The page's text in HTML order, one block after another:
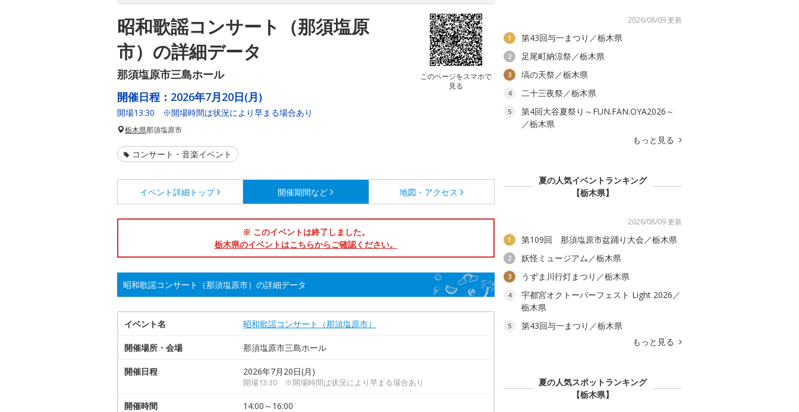
昭和歌謡コンサート（那須塩原
市）の詳細データ
那須塩原市三島ホール
このページをスマホで
見る
開催日程： 2026年7月20日(月)
開場13:30 ※開場時間は状況により早まる場合あり
栃木県那須塩原市
コンサート・音楽イベント
イベント詳細 トップ 開催期間など 地図・アクセス
※ このイベントは終了しました。
栃木県のイベントはこちらからご確認ください。
昭和歌謡コンサート（那須塩原市）の詳細データ
イベント名 昭和歌謡コンサート（那須塩原市）
開催場所・会場 那須塩原市三島ホール
開催日程 2026年7月20日(月)
開場13:30 ※開場時間は状況により早まる場合あり
開催時間 14:00～16:00
2026/08/09 更新
1 第43回与一まつり／栃木県
2 足尾町納涼祭／栃木県
3 塙の天祭／栃木県
4 二十三夜祭／栃木県
5
第4回大谷夏祭り～FUN.FAN.OYA2026～
／栃木県
もっと見る
夏の人気イベントランキング
【栃木県】
2026/08/09 更新
1 第109回 那須塩原市盆踊り大会／栃木県
2 妖怪ミュージアム／栃木県
3 うずま川行灯まつり／栃木県
4
宇都宮オクトーバーフェスト Light 2026／
栃木県
5
第43回与一まつり／栃木県
もっと見る
夏の人気スポットランキング
【栃木県】